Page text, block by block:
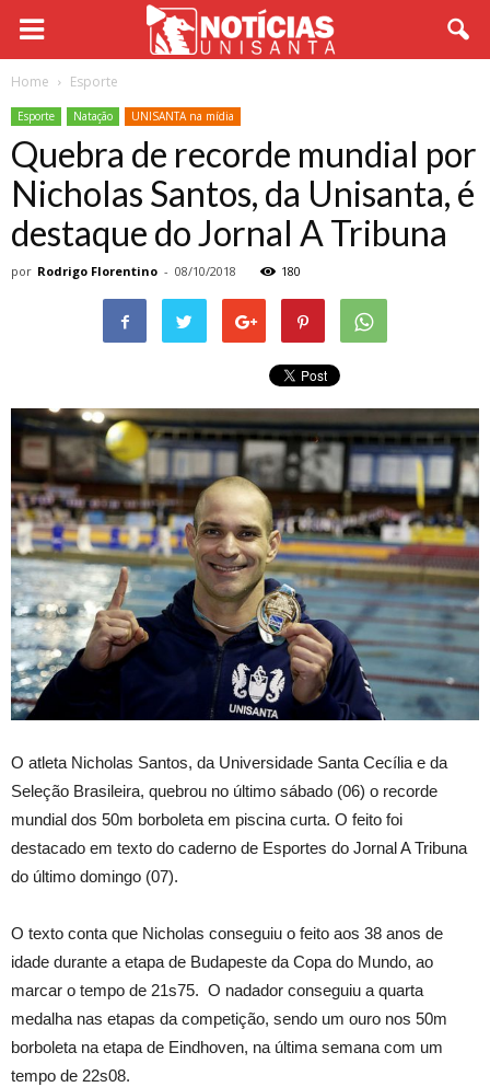
Home Esporte
Esporte Natação UNISANTA na mídia
Quebra de recorde mundial por
Nicholas Santos, da Unisanta, é
destaque do Jornal A Tribuna
por Rodrigo Florentino - 08/10/2018 180
O atleta Nicholas Santos, da Universidade Santa Cecília e da
Seleção Brasileira, quebrou no último sábado (06) o recorde
mundial dos 50m borboleta em piscina curta. O feito foi
destacado em texto do caderno de Esportes do Jornal A Tribuna
do último domingo (07).
O texto conta que Nicholas conseguiu o feito aos 38 anos de
idade durante a etapa de Budapeste da Copa do Mundo, ao
marcar o tempo de 21s75. O nadador conseguiu a quarta
medalha nas etapas da competição, sendo um ouro nos 50m
borboleta na etapa de Eindhoven, na última semana com um
tempo de 22s08.